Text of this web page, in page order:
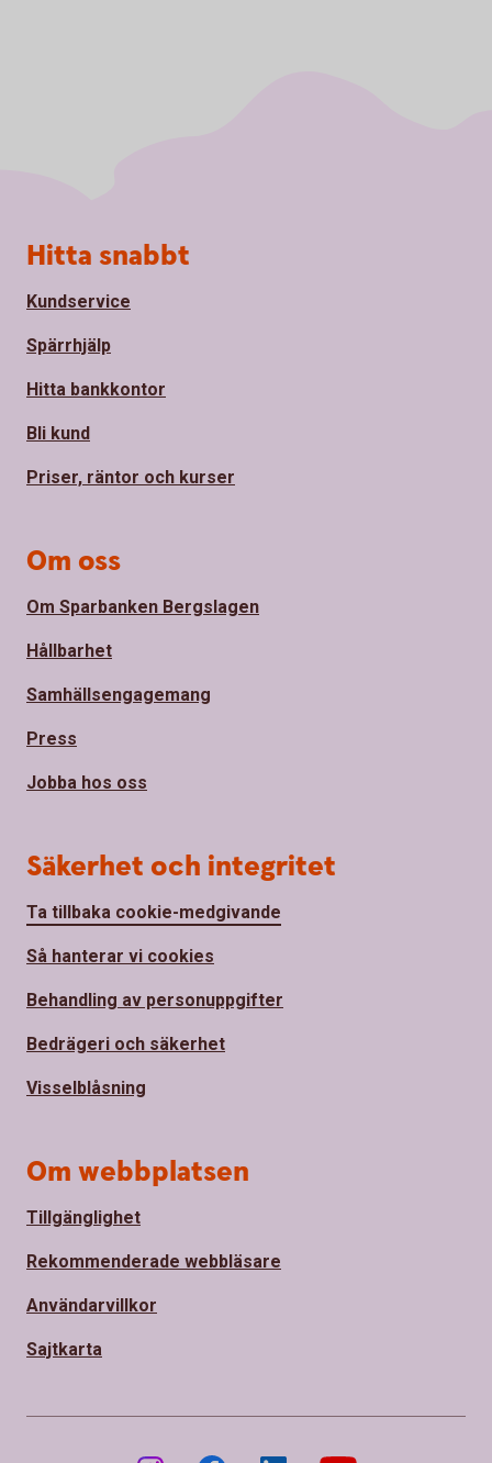
Sidfot
Hitta snabbt
Kundservice
Spärrhjälp
Hitta bankkontor
Bli kund
Priser, räntor och kurser
Om oss
Om Sparbanken Bergslagen
Hållbarhet
Samhällsengagemang
Press
Jobba hos oss
Säkerhet och integritet
Ta tillbaka cookie-medgivande
Så hanterar vi cookies
Behandling av personuppgifter
Bedrägeri och säkerhet
Visselblåsning
Om webbplatsen
Tillgänglighet
Rekommenderade webbläsare
Användarvillkor
Sajtkarta